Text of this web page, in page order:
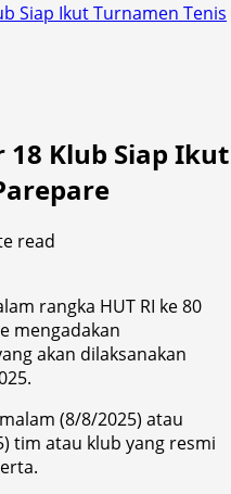
Siap Ikut Turnamen Tenis
18 Klub Siap Ikut
read
rangka HUT RI ke 80
mengadakan
akan dilaksanakan
(8/8/2025) atau
tim atau klub yang resmi